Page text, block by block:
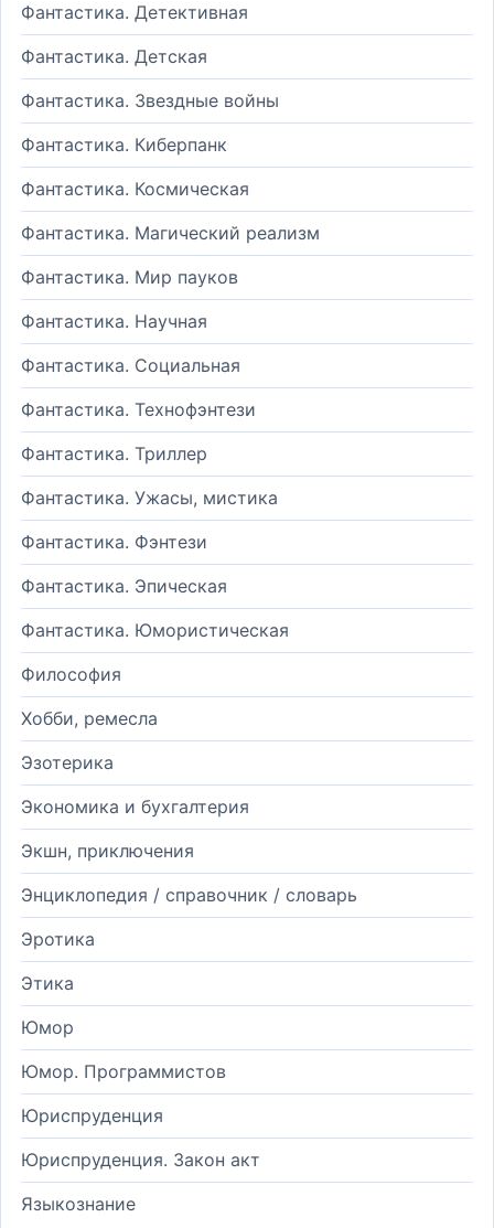
Фантастика. Детективная
Фантастика. Детская
Фантастика. Звездные войны
Фантастика. Киберпанк
Фантастика. Космическая
Фантастика. Магический реализм
Фантастика. Мир пауков
Фантастика. Научная
Фантастика. Социальная
Фантастика. Технофэнтези
Фантастика. Триллер
Фантастика. Ужасы, мистика
Фантастика. Фэнтези
Фантастика. Эпическая
Фантастика. Юмористическая
Философия
Хобби, ремесла
Эзотерика
Экономика и бухгалтерия
Экшн, приключения
Энциклопедия / справочник / словарь
Эротика
Этика
Юмор
Юмор. Программистов
Юриспруденция
Юриспруденция. Закон акт
Языкознание